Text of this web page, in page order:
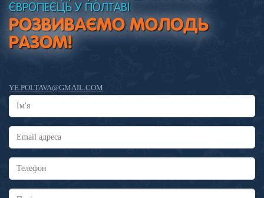
ЄВРОПЕЄЦЬ У ПОЛТАВІ
РОЗВИВАЄМО МОЛОДЬ
РАЗОМ!
YE.POLTAVA@GMAIL.COM